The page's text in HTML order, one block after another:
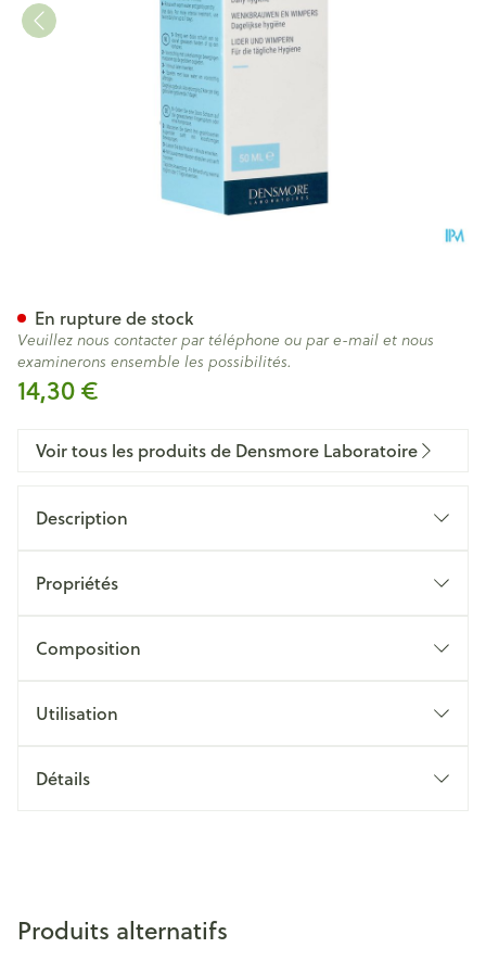
14,30 €
En rupture de stock
Veuillez nous contacter par téléphone ou par e-mail et nous
examinerons ensemble les possibilités.
Voir tous les produits de Densmore Laboratoire
Description
Propriétés
Composition
Utilisation
Détails
Produits alternatifs